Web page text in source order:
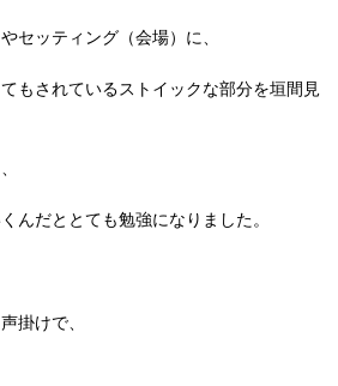
セッティング（会場）に、
もされているストイックな部分を垣間見
んだととても勉強になりました。
掛けで、